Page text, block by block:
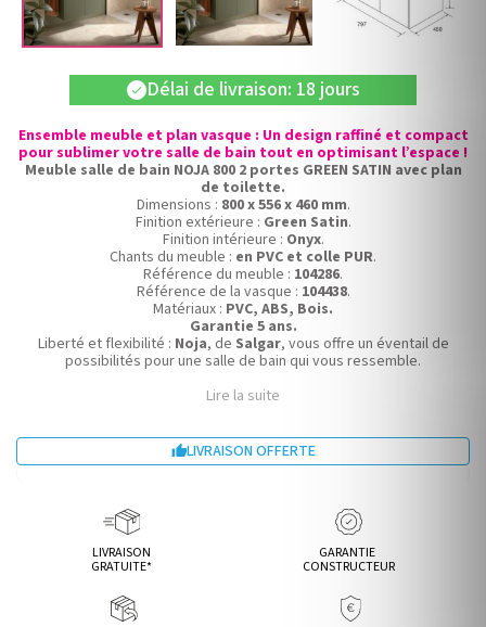
check Délai de livraison: 18 jours
Ensemble meuble et plan vasque : Un design raffiné et compact
pour sublimer votre salle de bain tout en optimisant l’espace !
Meuble salle de bain NOJA 800 2 portes GREEN SATIN avec plan
de toilette.
Dimensions : 800 x 556 x 460 mm.
Finition extérieure : Green Satin.
Finition intérieure : Onyx.
Chants du meuble : en PVC et colle PUR.
Référence du meuble : 104286.
Référence de la vasque : 104438.
Matériaux : PVC, ABS, Bois.
Garantie 5 ans.
Liberté et flexibilité : Noja, de Salgar, vous offre un éventail de
possibilités pour une salle de bain qui vous ressemble.
Lire la suite
LIVRAISON OFFERTE
LIVRAISON
GRATUITE*
GARANTIE
CONSTRUCTEUR